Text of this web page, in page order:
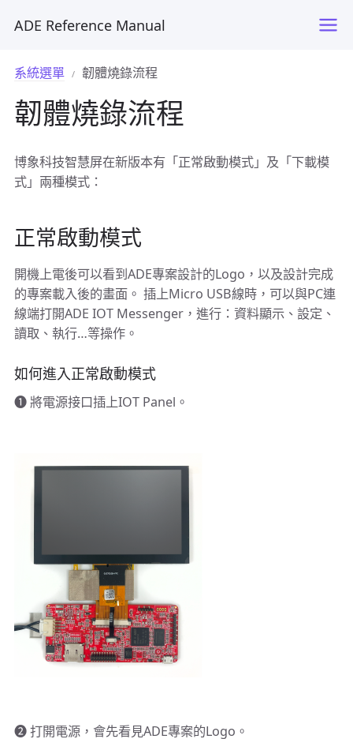
ADE Reference Manual
系統選單 韌體燒錄流程
韌體燒錄流程
博象科技智慧屏在新版本有「正常啟動模式」及「下載模
式」兩種模式：
正常啟動模式
開機上電後可以看到ADE專案設計的Logo，以及設計完成
的專案載入後的畫面。 插上Micro USB線時，可以與PC連
線端打開ADE IOT Messenger，進行：資料顯示、設定、
讀取、執行…等操作。
如何進入正常啟動模式
➊ 將電源接口插上IOT Panel。
➋ 打開電源，會先看見ADE專案的Logo。